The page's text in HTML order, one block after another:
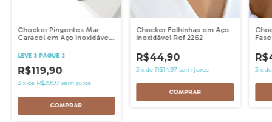
Chocker Pingentes Mar
Caracol em Aço Inoxidável
LEVE 3 PAGUE 2
R$119,90
3 xde R$39,97 sem juros
COMPRAR
Chocker Folhinhas em Aço
Inoxidável Ref 2262
R$44,90
3 xde R$14,97 sem juros 3 x